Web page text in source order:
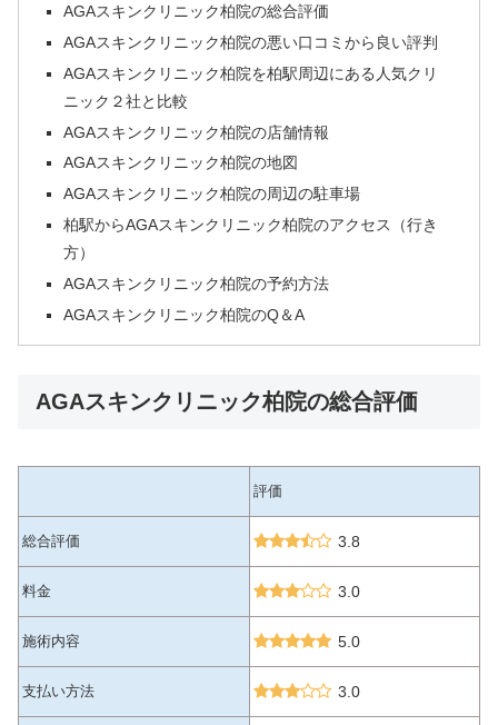
AGAスキンクリニック柏院の総合評価
AGAスキンクリニック柏院の悪い口コミから良い評判
AGAスキンクリニック柏院を柏駅周辺にある人気クリ
ニック２社と比較
AGAスキンクリニック柏院の店舗情報
AGAスキンクリニック柏院の地図
AGAスキンクリニック柏院の周辺の駐車場
柏駅からAGAスキンクリニック柏院のアクセス（行き
方）
AGAスキンクリニック柏院の予約方法
AGAスキンクリニック柏院のQ＆A
AGAスキンクリニック柏院の総合評価
評価
総合評価 3.8
料金 3.0
施術内容 5.0
支払い方法 3.0